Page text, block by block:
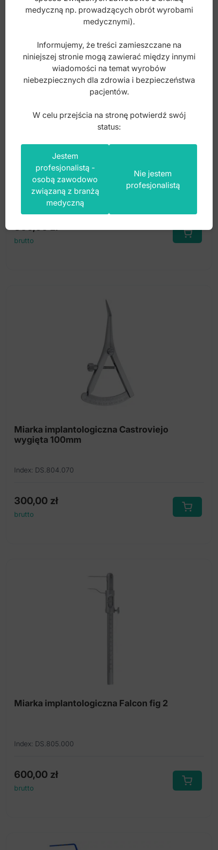
Miarka implantologiczna Castroviejo prosta
100mm
Index: DS.804.060
brutto
Miarka implantologiczna Castroviejo
wygięta 100mm
Index: DS.804.070
300,00 zł
brutto
Miarka implantologiczna Falcon fig 2
Index: DS.805.000
600,00 zł
brutto
medyczną np. prowadzących obrót wyrobami
medycznymi).
Informujemy, że treści zamieszczane na
niniejszej stronie mogą zawierać między innymi
wiadomości na temat wyrobów
niebezpiecznych dla zdrowia i bezpieczeństwa
pacjentów.
W celu przejścia na stronę potwierdź swój
status:
Jestem
profesjonalistą -
osobą zawodowo
związaną z branżą
medyczną
Nie jestem
profesjonalistą